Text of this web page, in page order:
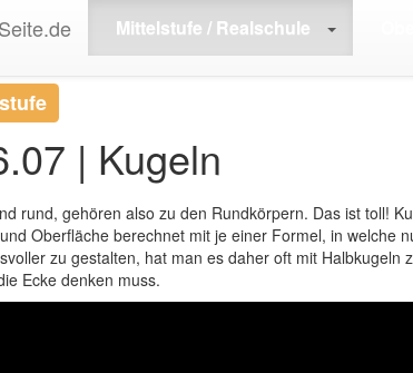
Mittelstufe / Realschule
Mittelstufe Trigonometrie - Stereometrie >
| Kugeln
rund, gehören also zu den Rundkörpern. Das ist toll!
Oberfläche berechnet mit je einer Formel, in welche
zu gestalten, hat man es daher oft mit Halbkugeln
Ecke denken muss.